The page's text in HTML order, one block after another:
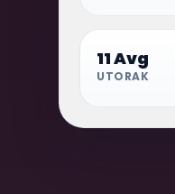
11 Avg
UTORAK